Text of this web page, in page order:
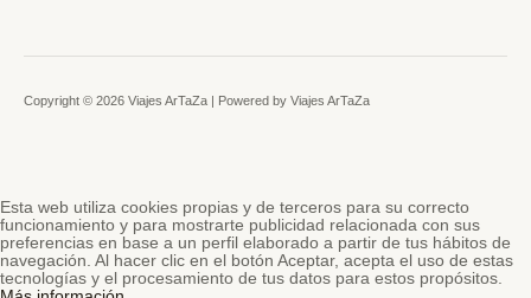
Copyright © 2026 Viajes ArTaZa | Powered by Viajes ArTaZa
Esta web utiliza cookies propias y de terceros para su correcto
funcionamiento y para mostrarte publicidad relacionada con sus
preferencias en base a un perfil elaborado a partir de tus hábitos de
navegación. Al hacer clic en el botón Aceptar, acepta el uso de estas
tecnologías y el procesamiento de tus datos para estos propósitos.